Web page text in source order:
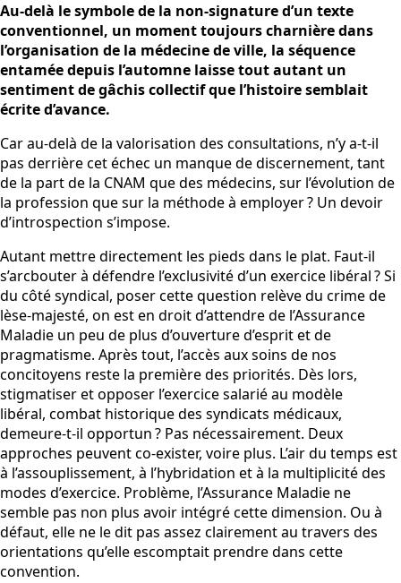
Au-delà le symbole de la non-signature d’un texte
conventionnel, un moment toujours charnière dans
l’organisation de la médecine de ville, la séquence
entamée depuis l’automne laisse tout autant un
sentiment de gâchis collectif que l’histoire semblait
écrite d’avance.
Car au-delà de la valorisation des consultations, n’y a-t-il
pas derrière cet échec un manque de discernement, tant
de la part de la CNAM que des médecins, sur l’évolution de
la profession que sur la méthode à employer ? Un devoir
d’introspection s’impose.
Autant mettre directement les pieds dans le plat. Faut-il
s’arcbouter à défendre l’exclusivité d’un exercice libéral ? Si
du côté syndical, poser cette question relève du crime de
lèse-majesté, on est en droit d’attendre de l’Assurance
Maladie un peu de plus d’ouverture d’esprit et de
pragmatisme. Après tout, l’accès aux soins de nos
concitoyens reste la première des priorités. Dès lors,
stigmatiser et opposer l’exercice salarié au modèle
libéral, combat historique des syndicats médicaux,
demeure-t-il opportun ? Pas nécessairement. Deux
approches peuvent co-exister, voire plus. L’air du temps est
à l’assouplissement, à l’hybridation et à la multiplicité des
modes d’exercice. Problème, l’Assurance Maladie ne
semble pas non plus avoir intégré cette dimension. Ou à
défaut, elle ne le dit pas assez clairement au travers des
orientations qu’elle escomptait prendre dans cette
convention.